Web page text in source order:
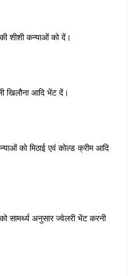
शीशी कन्याओं को दें।
खिलौना आदि भेंट दें।
को मिठाई एवं कोल्ड क्रीम आदि
सामर्थ्य अनुसार ज्वेलरी भेंट करनी